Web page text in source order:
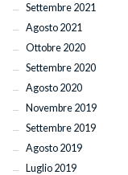
Settembre 2021
Agosto 2021
Ottobre 2020
Settembre 2020
Agosto 2020
Novembre 2019
Settembre 2019
Agosto 2019
Luglio 2019